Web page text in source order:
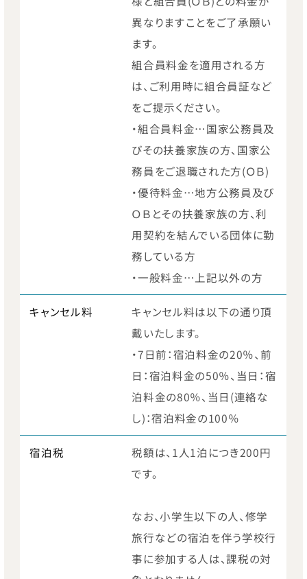
異なりますことをご了承願い
ます。
組合員料金を適用される方
は、ご利用時に組合員証など
をご提示ください。
・組合員料金…国家公務員及
びその扶養家族の方、国家公
務員をご退職された方(ＯＢ)
・優待料金…地方公務員及び
ＯＢとその扶養家族の方、利
用契約を結んでいる団体に勤
務している方
・一般料金…上記以外の方
キャンセル料
キャンセル料は以下の通り頂
戴いたします。
・7日前：宿泊料金の20％、前
日：宿泊料金の50％、当日：宿
泊料金の80％、当日(連絡な
し)：宿泊料金の100％
宿泊税
税額は、1人1泊につき200円
です。
なお、小学生以下の人、修学
旅行などの宿泊を伴う学校行
事に参加する人は、課税の対